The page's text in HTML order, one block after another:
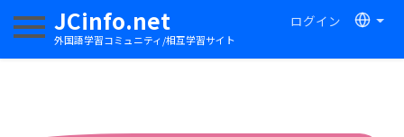
JCinfo.net
外国語学習コミュニティ/相互学習サイト
ログイン
ナビゲーションを切り替える